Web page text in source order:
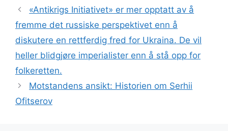
«Antikrigs Initiativet» er mer opptatt av å
fremme det russiske perspektivet enn å
diskutere en rettferdig fred for Ukraina. De vil
heller blidgjøre imperialister enn å stå opp for
folkeretten.
Motstandens ansikt: Historien om Serhii
Ofitserov